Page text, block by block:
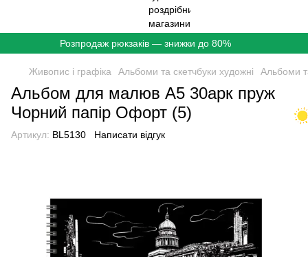
Розпродаж рюкзаків — знижки до 80%
Живопис і графіка Альбоми та скетчбуки художні Альбоми
Альбом для малюв А5 30арк пруж
Чорний папір Офорт (5)
Артикул: BL5130 Написати відгук